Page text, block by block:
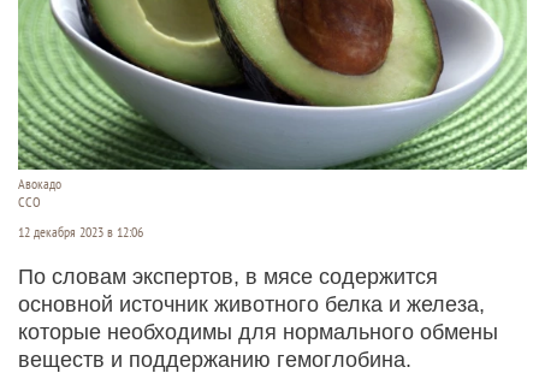
Авокадо
ССО
12 декабря 2023 в 12:06
По словам экспертов, в мясе содержится
основной источник животного белка и железа,
которые необходимы для нормального обмены
веществ и поддержанию гемоглобина.